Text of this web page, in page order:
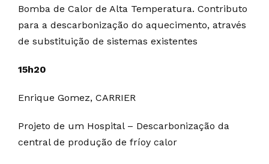
Bomba de Calor de Alta Temperatura. Contributo
para a descarbonização do aquecimento, através
de substituição de sistemas existentes
15h20
Enrique Gomez, CARRIER
Projeto de um Hospital – Descarbonização da
central de produção de fríoy calor